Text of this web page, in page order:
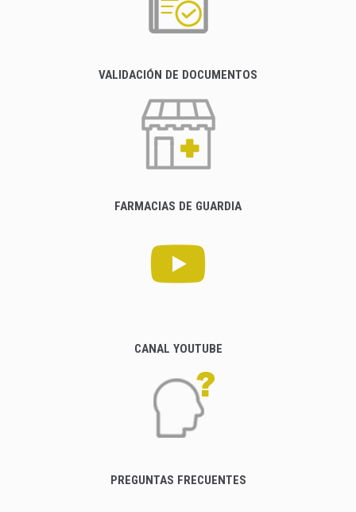
VALIDACIÓN DE DOCUMENTOS
FARMACIAS DE GUARDIA
CANAL YOUTUBE
PREGUNTAS FRECUENTES